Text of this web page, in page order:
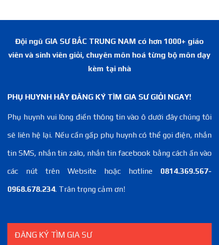
Đội ngũ GIA SƯ BẮC TRUNG NAM có hơn 1000+ giáo
viên và sinh viên giỏi, chuyên môn hoá từng bộ môn dạy
kèm tại nhà
PHỤ HUYNH HÃY ĐĂNG KÝ TÌM GIA SƯ GIỎI NGAY!
Phụ huynh vui lòng điền thông tin vào ô dưới đây chúng tôi
sẽ liên hệ lại. Nếu cần gấp phụ huynh có thể gọi điện, nhắn
tin SMS, nhắn tin zalo, nhắn tin facebook bằng cách ấn vào
các nút trên Website hoặc hotline 0814.369.567-
0968.678.234. Trân trọng cảm ơn!
ĐĂNG KÝ TÌM GIA SƯ